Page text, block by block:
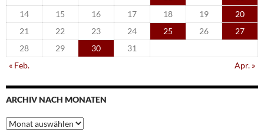
14
15 16 17 18 19
20
21
22 23 24 25 26
27
28
29 30
31
« Feb.
Apr. »
ARCHIV NACH MONATEN
Archiv
nach